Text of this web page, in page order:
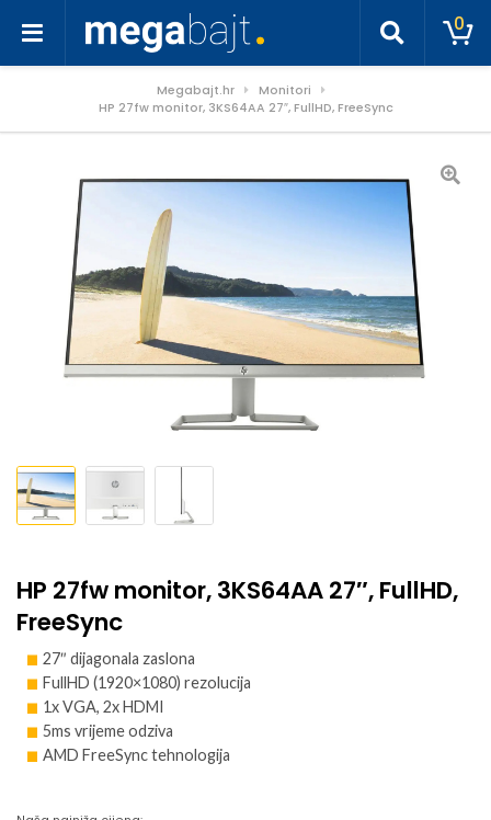
0
Megabajt.hr
Monitori
HP 27fw monitor, 3KS64AA 27″, FullHD, FreeSync
HP 27fw monitor, 3KS64AA 27″, FullHD,
FreeSync
27″ dijagonala zaslona
FullHD (1920×1080) rezolucija
1x VGA, 2x HDMI
5ms vrijeme odziva
AMD FreeSync tehnologija